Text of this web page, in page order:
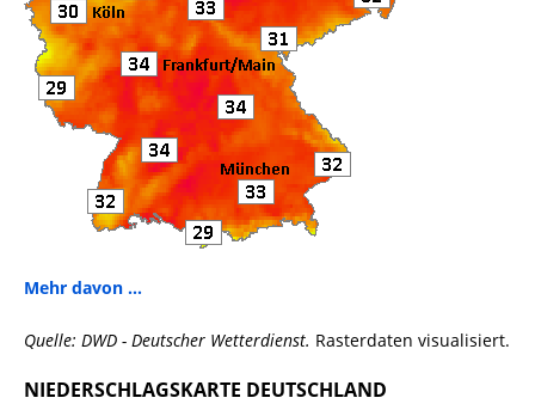
Mehr davon ...
Quelle: DWD - Deutscher Wetterdienst. Rasterdaten visualisiert.
NIEDERSCHLAGSKARTE DEUTSCHLAND